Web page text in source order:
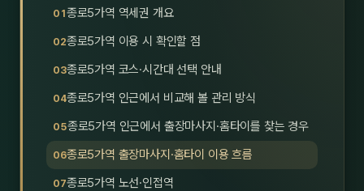
종로5가역 역세권 개요
종로5가역 이용 시 확인할 점
종로5가역 코스·시간대 선택 안내
종로5가역 인근에서 비교해 볼 관리 방식
종로5가역 인근에서 출장마사지·홈타이를 찾는 경우
종로5가역 출장마사지·홈타이 이용 흐름
종로5가역 노선·인접역